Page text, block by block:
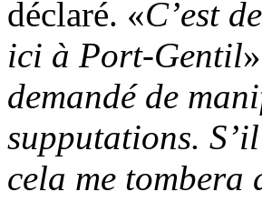
déclaré. «C’est
ici à Port-Gentil
demandé de
supputations.
cela me tombera